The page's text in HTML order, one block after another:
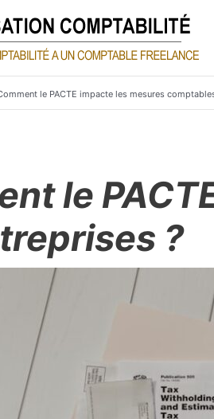
le PACTE impacte les mesures
le
?